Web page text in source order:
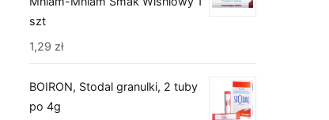
szt
1,29 zł
BOIRON, Stodal granulki, 2 tuby
po 4g